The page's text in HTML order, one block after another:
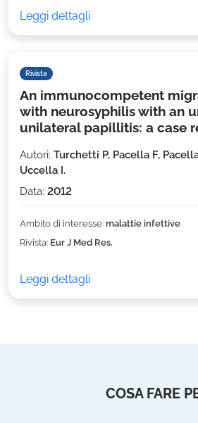
Leggi dettagli
Rivista
An immunocompetent
with neurosyphilis with an
unilateral papillitis: a case
Autori: Turchetti P, Pacella F,
Uccella I.
Data: 2012
Ambito di interesse: malattie infettive
Rivista: Eur J Med Res.
Leggi dettagli
COSA FARE